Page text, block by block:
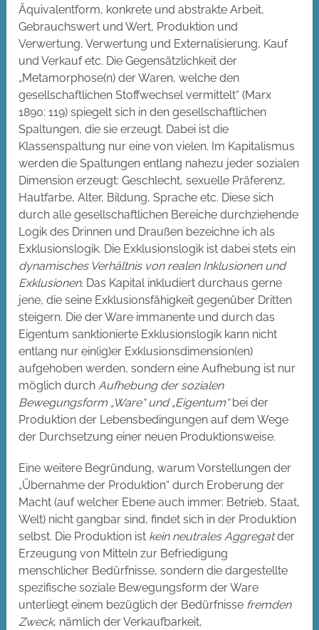
Äquivalentform, konkrete und abstrakte Arbeit,
Gebrauchswert und Wert, Produktion und
Verwertung, Verwertung und Externalisierung, Kauf
und Verkauf etc. Die Gegensätzlichkeit der
„Metamorphose(n) der Waren, welche den
gesellschaftlichen Stoffwechsel vermittelt“ (Marx
1890: 119) spiegelt sich in den gesellschaftlichen
Spaltungen, die sie erzeugt. Dabei ist die
Klassenspaltung nur eine von vielen. Im Kapitalismus
werden die Spaltungen entlang nahezu jeder sozialen
Dimension erzeugt: Geschlecht, sexuelle Präferenz,
Hautfarbe, Alter, Bildung, Sprache etc. Diese sich
durch alle gesellschaftlichen Bereiche durchziehende
Logik des Drinnen und Draußen bezeichne ich als
Exklusionslogik. Die Exklusionslogik ist dabei stets ein
dynamisches Verhältnis von realen Inklusionen und
Exklusionen. Das Kapital inkludiert durchaus gerne
jene, die seine Exklusionsfähigkeit gegenüber Dritten
steigern. Die der Ware immanente und durch das
Eigentum sanktionierte Exklusionslogik kann nicht
entlang nur ein(ig)er Exklusionsdimension(en)
aufgehoben werden, sondern eine Aufhebung ist nur
möglich durchAufhebung der sozialen
Bewegungsform „Ware“ und „Eigentum“bei der
Produktion der Lebensbedingungen auf dem Wege
der Durchsetzung einer neuen Produktionsweise.
Eine weitere Begründung, warum Vorstellungen der
„Übernahme der Produktion“ durch Eroberung der
Macht (auf welcher Ebene auch immer: Betrieb, Staat,
Welt) nicht gangbar sind, findet sich in der Produktion
selbst. Die Produktion ist kein neutrales Aggregatder
Erzeugung von Mitteln zur Befriedigung
menschlicher Bedürfnisse, sondern die dargestellte
spezifische soziale Bewegungsform der Ware
unterliegt einem bezüglich der Bedürfnisse fremden
Zweck, nämlich der Verkaufbarkeit,